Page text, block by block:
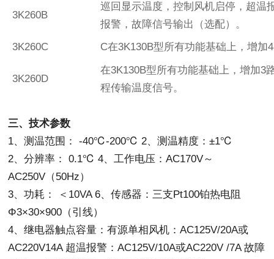
3K260B
巡回显示温度，控制风机启停，超温
报警，故障信号输出（选配）。
3K260C
C在3K130B型所有功能基础上，增加
3K260D
在3K130B型所有功能基础上，增加3
程传输温度信号。
三、技术参数
1、测温范围： -40℃-200℃ 2、测温精度：±1℃
2、分辨率： 0.1℃ 4、工作电压：AC170V～
AC250V（50Hz）
3、功耗： ＜10VA 6、传感器：三支Pt100铂热电阻
Φ3×30×900（引线）
4、继电器触点容量：有源单相风机：AC125V/20A或
AC220V14A 超温报警：AC125V/10A或AC220V /7A 故障